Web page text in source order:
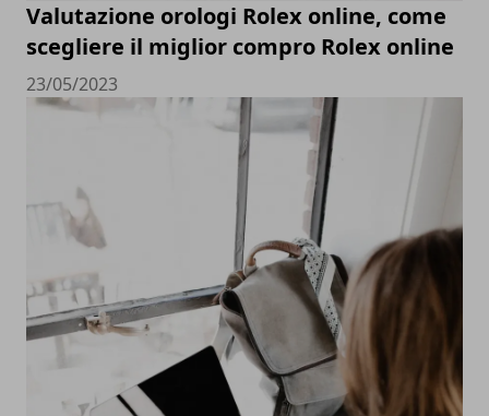
Valutazione orologi Rolex online, come
scegliere il miglior compro Rolex online
23/05/2023